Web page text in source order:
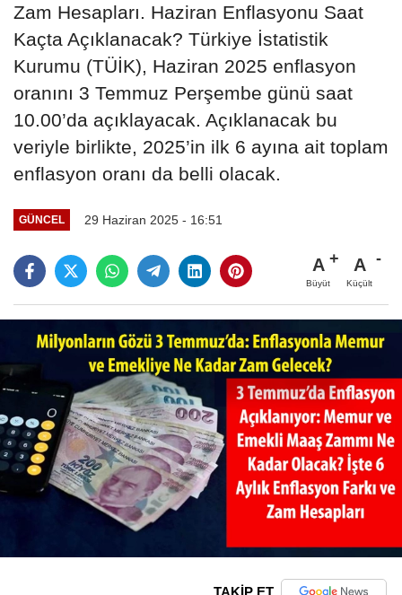
Zam Hesapları. Haziran Enflasyonu Saat
Kaçta Açıklanacak? Türkiye İstatistik
Kurumu (TÜİK), Haziran 2025 enflasyon
oranını 3 Temmuz Perşembe günü saat
10.00’da açıklayacak. Açıklanacak bu
veriyle birlikte, 2025’in ilk 6 ayına ait toplam
enflasyon oranı da belli olacak.
GÜNCEL 29 Haziran 2025 - 16:51
A
Büyüt
A
Küçült
TAKİP ET